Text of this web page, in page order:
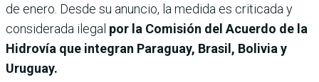
de enero. Desde su anuncio, la medida es criticada y
considerada ilegal por la Comisión del Acuerdo de la
Hidrovía que integran Paraguay, Brasil, Bolivia y
Uruguay.